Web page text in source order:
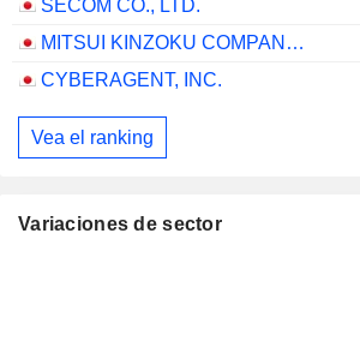
SECOM CO., LTD.
MITSUI KINZOKU COMPANY, LIMITED
CYBERAGENT, INC.
Vea el ranking
Variaciones de sector